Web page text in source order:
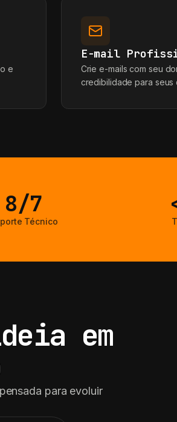
e
E-mail
Crie e-mails com seu
credibilidade para seus
8/7
Técnico
em
para evoluir